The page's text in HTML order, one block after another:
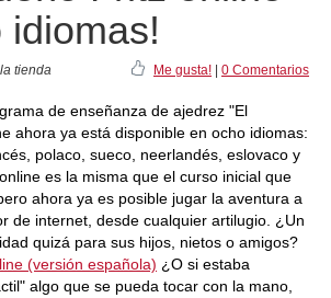
idiomas!
tienda
Me gusta! 0 Comentarios
de enseñanza de ajedrez "El
ahora ya está disponible en ocho idiomas:
polaco, sueco, neerlandés, eslovaco y
es la misma que el curso inicial que
ahora ya es posible jugar la aventura a
de internet, desde cualquier artilugio. ¿Un
quizá para sus hijos, nietos o amigos?
(versión española) ¿O si estaba
algo que se pueda tocar con la mano,